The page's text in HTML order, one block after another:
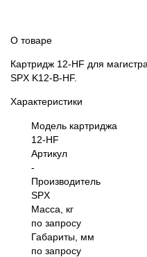
О товаре
Картридж 12-HF для
SPX K12-B-HF.
Характеристики
Модель картриджа
12-HF
Артикул
-
Производитель
SPX
Масса, кг
по запросу
Габариты, мм
по запросу